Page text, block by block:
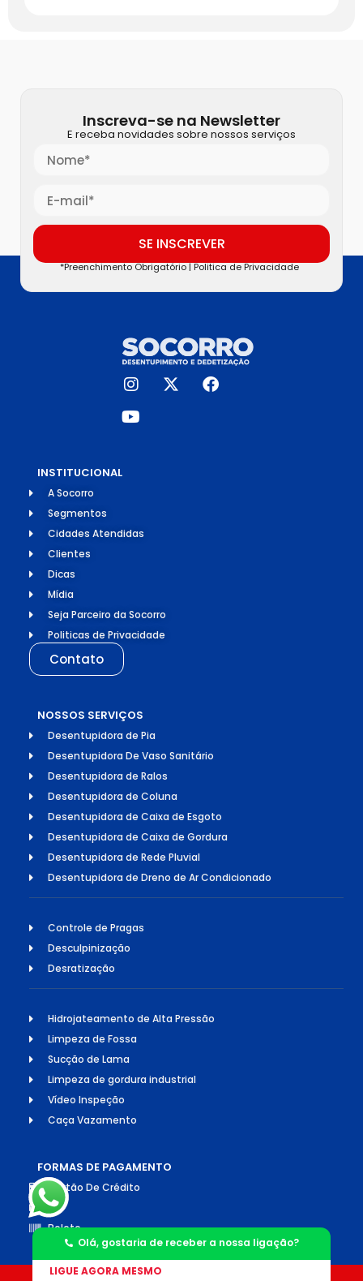
Inscreva-se na Newsletter
E receba novidades sobre nossos serviços
SE INSCREVER
*Preenchimento Obrigatório |Politica de Privacidade
INSTITUCIONAL
A Socorro
Segmentos
Cidades Atendidas
Clientes
Dicas
Mídia
Seja Parceiro da Socorro
Politicas de Privacidade
Contato
NOSSOS SERVIÇOS
Desentupidora de Pia
Desentupidora De Vaso Sanitário
Desentupidora de Ralos
Desentupidora de Coluna
Desentupidora de Caixa de Esgoto
Desentupidora de Caixa de Gordura
Desentupidora de Rede Pluvial
Desentupidora de Dreno de Ar Condicionado
Controle de Pragas
Desculpinização
Desratização
Hidrojateamento de Alta Pressão
Limpeza de Fossa
Sucção de Lama
Limpeza de gordura industrial
Vídeo Inspeção
Caça Vazamento
FORMAS DE PAGAMENTO
Cartão De Crédito
Pix
Boleto
Olá, gostaria de receber a nossa ligação?
LIGUE AGORA MESMO